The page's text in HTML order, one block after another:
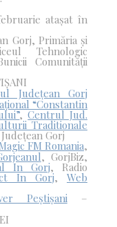
atașat în
Gorj, Primăria și
Tehnologic
Comunității
Județean Gorj
“Constantin
,Centrul Jud.
Traditionale
Gorj
FM Romania,
, GorjBiz,
In Gorj, Radio
In Gorj, Web
Peștișani –